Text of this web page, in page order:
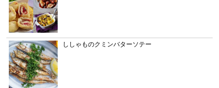
ししゃものクミンバターソテー